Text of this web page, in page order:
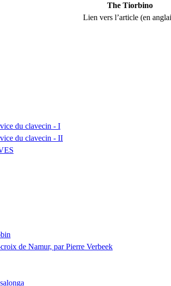
The Tiorbino
Lien vers l’article (en
du clavecin - I
du clavecin - II
de Namur, par Pierre Verbeek